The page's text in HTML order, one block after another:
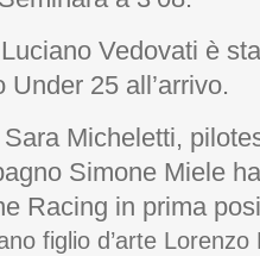
Vedovati è
25 all’arrivo.
Micheletti,
Simone Miele
Racing in prima
figlio d’arte